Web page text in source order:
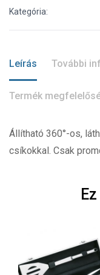
Kategória:
Leírás További
Termék
Állítható 360°-os,
csíkokkal. Csak